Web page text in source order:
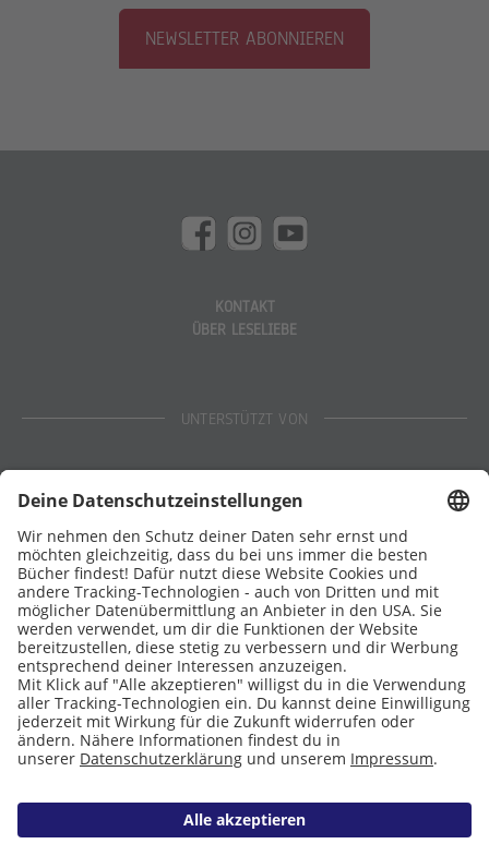
NEWSLETTER ABONNIEREN
KONTAKT
ÜBER LESELIEBE
UNTERSTÜTZT VON
Stiftung Lesen
DATENSCHUTZ
IMPRESSUM
COOKIES
Copyright © 2026 Leseliebe